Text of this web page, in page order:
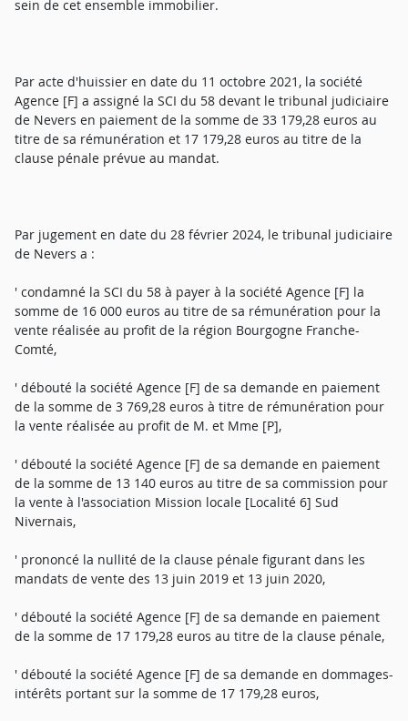
sein de cet ensemble immobilier.
Par acte d'huissier en date du 11 octobre 2021, la société
Agence [F] a assigné la SCI du 58 devant le tribunal judiciaire
de Nevers en paiement de la somme de 33 179,28 euros au
titre de sa rémunération et 17 179,28 euros au titre de la
clause pénale prévue au mandat.
Par jugement en date du 28 février 2024, le tribunal judiciaire
de Nevers a :
' condamné la SCI du 58 à payer à la société Agence [F] la
somme de 16 000 euros au titre de sa rémunération pour la
vente réalisée au profit de la région Bourgogne Franche-
Comté,
' débouté la société Agence [F] de sa demande en paiement
de la somme de 3 769,28 euros à titre de rémunération pour
la vente réalisée au profit de M. et Mme [P],
' débouté la société Agence [F] de sa demande en paiement
de la somme de 13 140 euros au titre de sa commission pour
la vente à l'association Mission locale [Localité 6] Sud
Nivernais,
' prononcé la nullité de la clause pénale figurant dans les
mandats de vente des 13 juin 2019 et 13 juin 2020,
' débouté la société Agence [F] de sa demande en paiement
de la somme de 17 179,28 euros au titre de la clause pénale,
' débouté la société Agence [F] de sa demande en dommages-
intérêts portant sur la somme de 17 179,28 euros,